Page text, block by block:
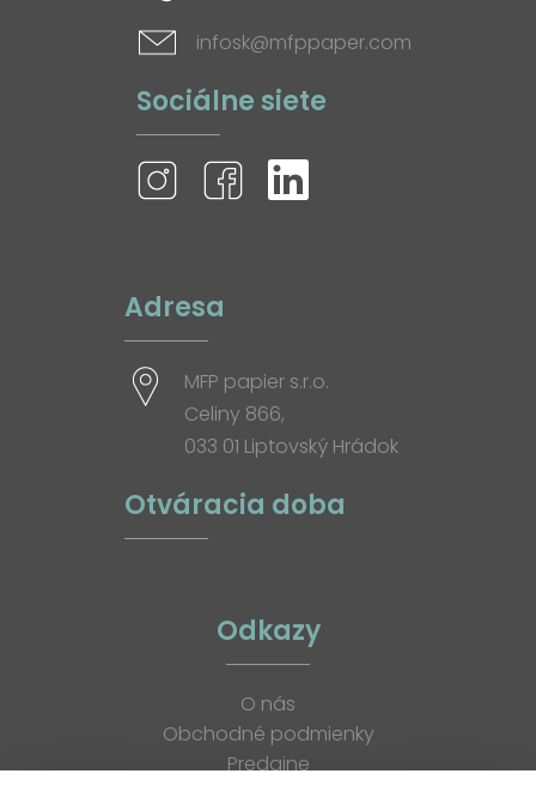
infosk@mfppaper.com
Sociálne siete
Adresa
MFP papier s.r.o.
Celiny 866,
033 01 Liptovský Hrádok
Otváracia doba
Odkazy
O nás
Obchodné podmienky
Predajne